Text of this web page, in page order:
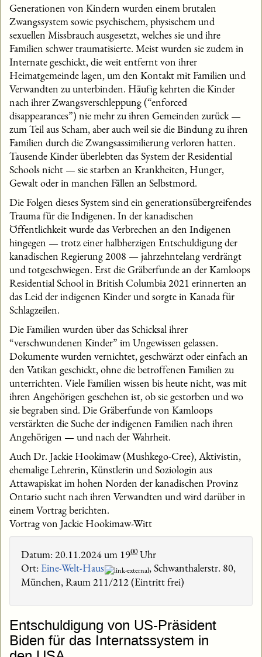
Generationen von Kindern wurden einem brutalen
Zwangssystem sowie psychischem, physischem und
sexuellen Missbrauch ausgesetzt, welches sie und ihre
Familien schwer traumatisierte. Meist wurden sie zudem in
Internate geschickt, die weit entfernt von ihrer
Heimatgemeinde lagen, um den Kontakt mit Familien und
Verwandten zu unterbinden. Häufig kehrten die Kinder
nach ihrer Zwangsverschleppung (“enforced
disappearances”) nie mehr zu ihren Gemeinden zurück —
zum Teil aus Scham, aber auch weil sie die Bindung zu ihren
Familien durch die Zwangsassimilierung verloren hatten.
Tausende Kinder überlebten das System der Residential
Schools nicht — sie starben an Krankheiten, Hunger,
Gewalt oder in manchen Fällen an Selbstmord.
Die Folgen dieses System sind ein generationsübergreifendes
Trauma für die Indigenen. In der kanadischen
Öffentlichkeit wurde das Verbrechen an den Indigenen
hingegen — trotz einer halbherzigen Entschuldigung der
kanadischen Regierung 2008 — jahrzehntelang verdrängt
und totgeschwiegen. Erst die Gräberfunde an der Kamloops
Residential School in British Columbia 2021 erinnerten an
das Leid der indigenen Kinder und sorgte in Kanada für
Schlagzeilen.
Die Familien wurden über das Schicksal ihrer
“verschwundenen Kinder” im Ungewissen gelassen.
Dokumente wurden vernichtet, geschwärzt oder einfach an
den Vatikan geschickt, ohne die betroffenen Familien zu
unterrichten. Viele Familien wissen bis heute nicht, was mit
ihren Angehörigen geschehen ist, ob sie gestorben und wo
sie begraben sind. Die Gräberfunde von Kamloops
verstärkten die Suche der indigenen Familien nach ihren
Angehörigen — und nach der Wahrheit.
Auch Dr. Jackie Hookimaw (Mushkego-Cree), Aktivistin,
ehemalige Lehrerin, Künstlerin und Soziologin aus
Attawapiskat im hohen Norden der kanadischen Provinz
Ontario sucht nach ihren Verwandten und wird darüber in
einem Vortrag berichten.
Vortrag von Jackie Hookimaw-Witt
Datum: 20.11.2024 um 1900Uhr
Ort: Eine-Welt-Haus
, Schwanthalerstr. 80,
München, Raum 211/212 (Eintritt frei)
Entschuldigung von US-Präsident
Biden für das Internatssystem in